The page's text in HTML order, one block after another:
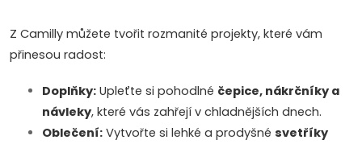
k
Z Camilly můžete tvořit rozmanité projekty, které vám
přinesou radost:
Doplňky: Upleťte si pohodlné čepice, nákrčníky a
návleky, které vás zahřejí v chladnějších dnech.
Oblečení: Vytvořte si lehké a prodyšné svetříky